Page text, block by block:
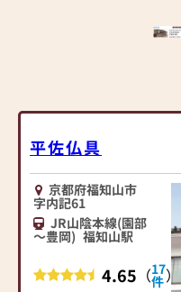
平佐仏具
京都府福知山市
字内記61
JR山陰本線(園部
～豊岡) 福知山駅
4.65 （17
件）